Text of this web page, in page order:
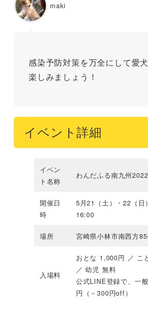
maki
感染予防対策を万全にして愛
楽しみましょう！
イベント詳細
イベン
ト名称
わんだふる南九州2022
開催日
時
5月21（土）・22（日
16:00
場所 宮崎県小林市南西方
入場料
おとな 1,000円 ／ こ
／ 幼児 無料
公式LINE登録で、一
円（－300円off）